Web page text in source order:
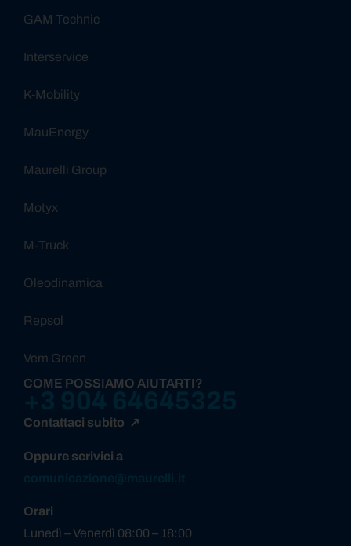
GAM Technic
Interservice
K-Mobility
MauEnergy
Maurelli Group
Motyx
M-Truck
Oleodinamica
Repsol
Vem Green
COME POSSIAMO AIUTARTI?
Contattaci subito ↗
Oppure scrivici a
Orari
Lunedì – Venerdì 08:00 – 18:00